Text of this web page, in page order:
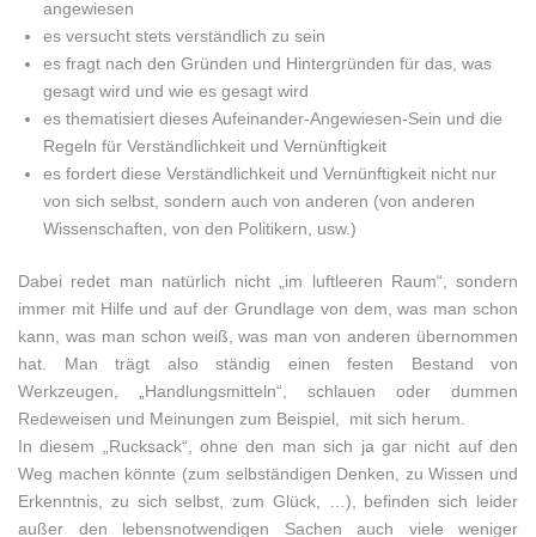
angewiesen
es versucht stets verständlich zu sein
es fragt nach den Gründen und Hintergründen für das, was
gesagt wird und wie es gesagt wird
es thematisiert dieses Aufeinander-Angewiesen-Sein und die
Regeln für Verständlichkeit und Vernünftigkeit
es fordert diese Verständlichkeit und Vernünftigkeit nicht nur
von sich selbst, sondern auch von anderen (von anderen
Wissenschaften, von den Politikern, usw.)
Dabei redet man natürlich nicht „im luftleeren Raum“, sondern
immer mit Hilfe und auf der Grundlage von dem, was man schon
kann, was man schon weiß, was man von anderen übernommen
hat. Man trägt also ständig einen festen Bestand von
Werkzeugen, „Handlungsmitteln“, schlauen oder dummen
Redeweisen und Meinungen zum Beispiel, mit sich herum.
In diesem „Rucksack“, ohne den man sich ja gar nicht auf den
Weg machen könnte (zum selbständigen Denken, zu Wissen und
Erkenntnis, zu sich selbst, zum Glück, …), befinden sich leider
außer den lebensnotwendigen Sachen auch viele weniger